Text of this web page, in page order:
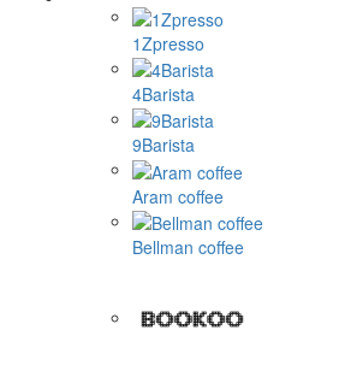
1Zpresso
4Barista
9Barista
Aram coffee
Bellman coffee